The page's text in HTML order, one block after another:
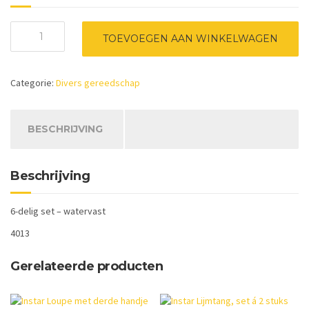
Merkstiften
op
TOEVOEGEN AAN WINKELWAGEN
Categorie: Divers gereedschap
BESCHRIJVING
Beschrijving
6-delig set – watervast
4013
Gerelateerde producten